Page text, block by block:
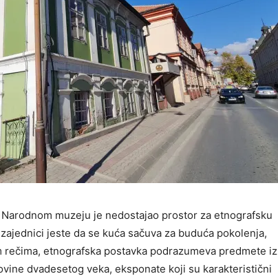
muzeju je nedostajao prostor za etnografsku
jeste da se kuća sačuva za buduća pokolenja,
etnografska postavka podrazumeva predmete iz
dvadesetog veka, eksponate koji su karakteristični